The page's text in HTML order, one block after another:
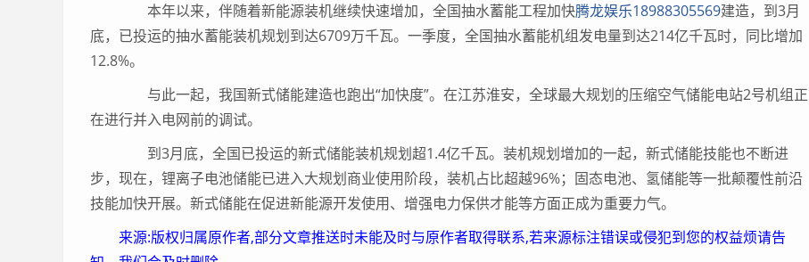
本年以来，伴随着新能源装机继续快速增加，全国抽水蓄能工程加快腾龙娱乐18988305569建造，到3月
底，已投运的抽水蓄能装机规划到达6709万千瓦。一季度，全国抽水蓄能机组发电量到达214亿千瓦时，同比增加
12.8%。
与此一起，我国新式储能建造也跑出“加快度”。在江苏淮安，全球最大规划的压缩空气储能电站2号机组正
在进行并入电网前的调试。
到3月底，全国已投运的新式储能装机规划超1.4亿千瓦。装机规划增加的一起，新式储能技能也不断进
步，现在，锂离子电池储能已进入大规划商业使用阶段，装机占比超越96%；固态电池、氢储能等一批颠覆性前沿
技能加快开展。新式储能在促进新能源开发使用、增强电力保供才能等方面正成为重要力气。
来源:版权归属原作者,部分文章推送时未能及时与原作者取得联系,若来源标注错误或侵犯到您的权益烦请告